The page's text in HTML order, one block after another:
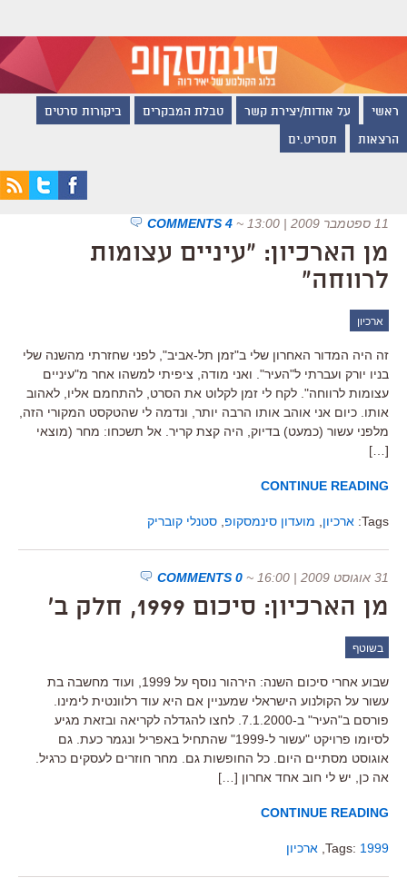
ראשי על אודות/יצירת קשר טבלת המבקרים ביקורות סרטים
הרצאות תסריט.ים
11 ספטמבר 2009 | 13:00 ~
4 COMMENTS
מן הארכיון: "עיניים עצומות
לרווחה"
ארכיון
זה היה המדור האחרון שלי ב"זמן תל-אביב", לפני שחזרתי מהשנה שלי
בניו יורק ועברתי ל"העיר". ואני מודה, ציפיתי למשהו אחר מ"עיניים
עצומות לרווחה". לקח לי זמן לקלוט את הסרט, להתחמם אליו, לאהוב
אותו. כיום אני אוהב אותו הרבה יותר, ונדמה לי שהטקסט המקורי הזה,
מלפני עשור (כמעט) בדיוק, היה קצת קריר. אל תשכחו: מחר (מוצאי
[…]
CONTINUE READING
Tags: ארכיון מועדון סינמסקופ סטנלי קובריק
31 אוגוסט 2009 | 16:00 ~
0 COMMENTS
מן הארכיון: סיכום 1999, חלק ב'
בשוטף
שבוע אחרי סיכום השנה: הירהור נוסף על 1999, ועוד מחשבה בת
עשור על הקולנוע הישראלי שמעניין אם היא עוד רלוונטית לימינו.
פורסם ב"העיר" ב-7.1.2000. לחצו להגדלה לקריאה ובזאת מגיע
לסיומו פרויקט "עשור ל-1999" שהתחיל באפריל ונגמר כעת. גם
אוגוסט מסתיים היום. כל החופשות גם. מחר חוזרים לעסקים כרגיל.
אה כן, יש לי חוב אחד אחרון […]
CONTINUE READING
Tags: 1999 ארכיון